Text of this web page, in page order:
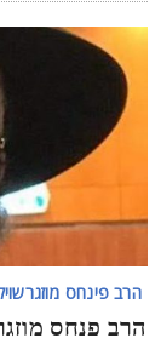
הרב פינחס מוזגרשוילי
פנחס